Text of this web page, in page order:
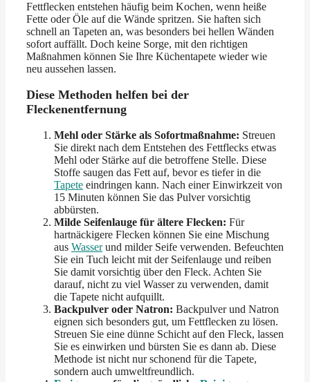
Fettflecken entstehen häufig beim Kochen, wenn heiße
Fette oder Öle auf die Wände spritzen. Sie haften sich
schnell an Tapeten an, was besonders bei hellen Wänden
sofort auffällt. Doch keine Sorge, mit den richtigen
Maßnahmen können Sie Ihre Küchentapete wieder wie
neu aussehen lassen.
Diese Methoden helfen bei der
Fleckenentfernung
Mehl oder Stärke als Sofortmaßnahme: Streuen
Sie direkt nach dem Entstehen des Fettflecks etwas
Mehl oder Stärke auf die betroffene Stelle. Diese
Stoffe saugen das Fett auf, bevor es tiefer in die
Tapete eindringen kann. Nach einer Einwirkzeit von
15 Minuten können Sie das Pulver vorsichtig
abbürsten.
Milde Seifenlauge für ältere Flecken: Für
hartnäckigere Flecken können Sie eine Mischung
aus Wasserund milder Seife verwenden. Befeuchten
Sie ein Tuch leicht mit der Seifenlauge und reiben
Sie damit vorsichtig über den Fleck. Achten Sie
darauf, nicht zu viel Wasser zu verwenden, damit
die Tapete nicht aufquillt.
Backpulver oder Natron: Backpulver und Natron
eignen sich besonders gut, um Fettflecken zu lösen.
Streuen Sie eine dünne Schicht auf den Fleck, lassen
Sie es einwirken und bürsten Sie es dann ab. Diese
Methode ist nicht nur schonend für die Tapete,
sondern auch umweltfreundlich.